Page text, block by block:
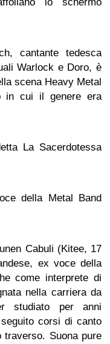
cantante tedesca
Warlock e Doro, è
scena Heavy Metal
in cui il genere era
La Sacerdotessa
della Metal Band
Cabuli (Kitee, 17
ex voce della
come interprete di
nella carriera da
studiato per anni
corsi di canto
Suona pure